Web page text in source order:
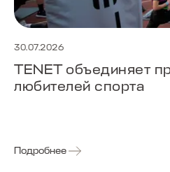
30.07.2026
TENET объединяет
любителей спорта
Подробнее